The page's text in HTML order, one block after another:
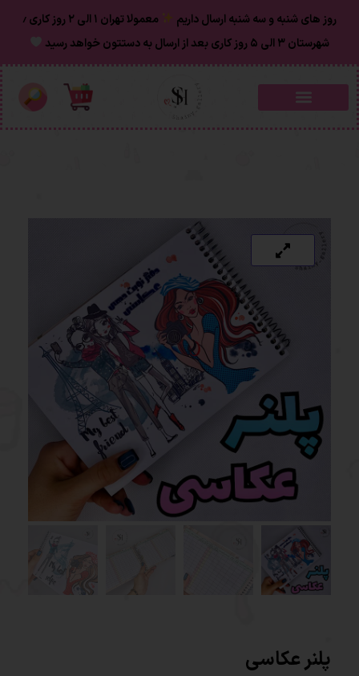
روز های شنبه و سه شنبه ارسال داریم
معمولا تهران ۱ الی ۲ روز‌ کاری ٫
شهرستان ۳ الی ۵ روز کاری بعد از ارسال به دستتون خواهد رسید
پلنر عکاسی